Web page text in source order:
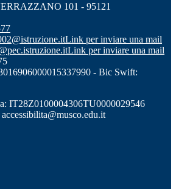
101 - 95121
Link per inviare una mail
Link per inviare una mail
- Bic Swift:
IT28Z0100004306TU0000029546